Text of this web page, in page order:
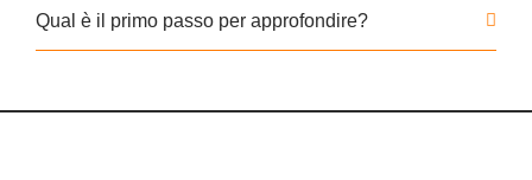
Qual è il primo passo per approfondire?